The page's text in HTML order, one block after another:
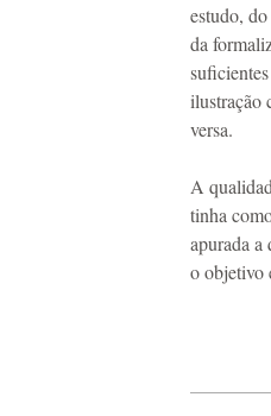
estudo,
da
ilustração
versa.
A
tinha
apurada
o objetivo